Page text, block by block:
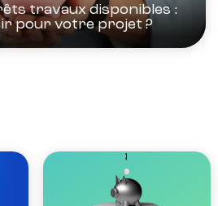
travaux disponibles :
pour votre projet ?